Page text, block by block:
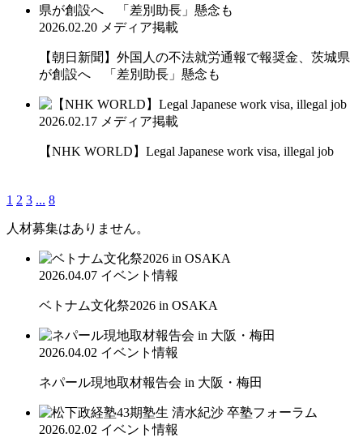
2026.02.20 メディア掲載
【朝日新聞】外国人の不法就労通報で報奨金、茨城県
が創設へ 「差別助長」懸念も
2026.02.17 メディア掲載
【NHK WORLD】Legal Japanese work visa, illegal job
1 2 3 ... 8
人材募集はありません。
2026.04.07 イベント情報
ベトナム文化祭2026 in OSAKA
2026.04.02 イベント情報
ネパール現地取材報告会 in 大阪・梅田
2026.02.02 イベント情報